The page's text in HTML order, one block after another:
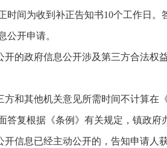
时间为收到补正告知书10个工作日
公开申请。
开的政府信息公开涉及第三方合法权
方和其他机关意见所需时间不计算在
答复根据《条例》有关规定，镇政
开信息已经主动公开的，告知申请人